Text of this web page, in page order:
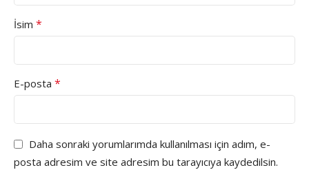
İsim *
E-posta *
Daha sonraki yorumlarımda kullanılması için adım, e-
posta adresim ve site adresim bu tarayıcıya kaydedilsin.